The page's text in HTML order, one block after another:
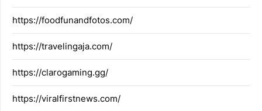
https://foodfunandfotos.com/
https://travelingaja.com/
https://clarogaming.gg/
https://viralfirstnews.com/